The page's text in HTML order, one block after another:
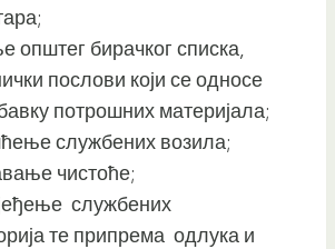
општег бирачког списка,
послови који се односе
потрошних материјала;
службених возила;
чистоће;
службених
те припрема одлука и